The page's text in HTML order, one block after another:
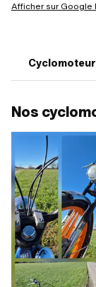
Afficher sur Google
Nos